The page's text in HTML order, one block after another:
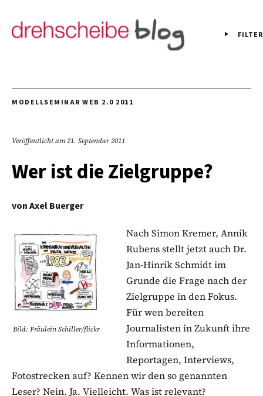
FILTER
MODELLSEMINAR WEB 2.0 2011
Veröffentlicht am21. September 2011
Wer ist die Zielgruppe?
vonAxel Buerger
Bild: Fräulein Schiller/flickr
Nach Simon Kremer, Annik
Rubens stellt jetzt auch Dr.
Jan-Hinrik Schmidt im
Grunde die Frage nach der
Zielgruppe in den Fokus.
Für wen bereiten
Journalisten in Zukunft ihre
Informationen,
Reportagen, Interviews,
Fotostrecken auf? Kennen wir den so genannten
Leser? Nein. Ja. Vielleicht. Was ist relevant?